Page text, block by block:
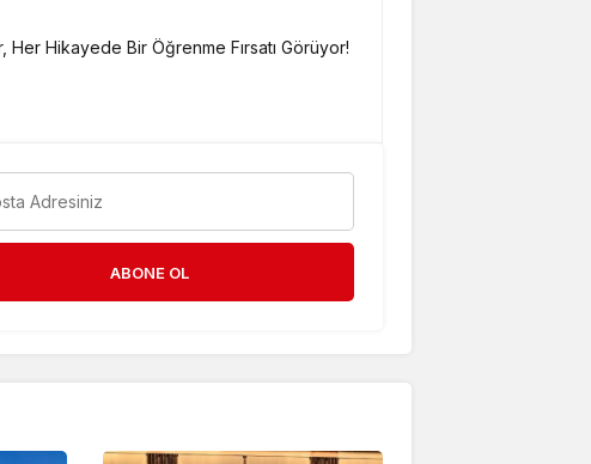
Her Hikayede Bir Öğrenme Fırsatı Görüyor!
ABONE OL